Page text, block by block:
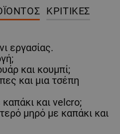
ΚΡΙΤΙΚΈΣ
εργασίας.
και κουμπί;
και μια τσέπη
και velcro;
μηρό με καπάκι και